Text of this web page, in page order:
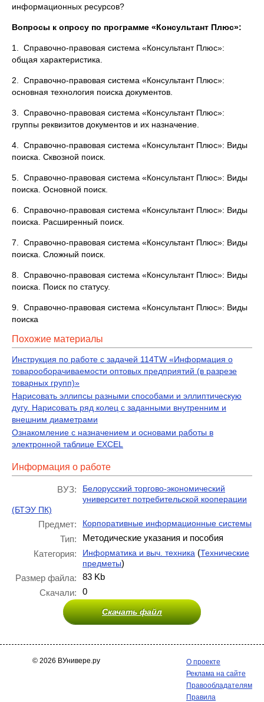
информационных ресурсов?
Вопросы к опросу по программе «Консультант Плюс»:
1. Справочно-правовая система «Консультант Плюс»:
общая характеристика.
2. Справочно-правовая система «Консультант Плюс»:
основная технология поиска документов.
3. Справочно-правовая система «Консультант Плюс»:
группы реквизитов документов и их назначение.
4. Справочно-правовая система «Консультант Плюс»: Виды
поиска. Сквозной поиск.
5. Справочно-правовая система «Консультант Плюс»: Виды
поиска. Основной поиск.
6. Справочно-правовая система «Консультант Плюс»: Виды
поиска. Расширенный поиск.
7. Справочно-правовая система «Консультант Плюс»: Виды
поиска. Сложный поиск.
8. Справочно-правовая система «Консультант Плюс»: Виды
поиска. Поиск по статусу.
9. Справочно-правовая система «Консультант Плюс»: Виды
поиска
Похожие материалы
Инструкция по работе с задачей 114TW «Информация о
товарооборачиваемости оптовых предприятий (в разрезе
товарных групп)»
Нарисовать эллипсы разными способами и эллиптическую
дугу. Нарисовать ряд колец с заданными внутренним и
внешним диаметрами
Ознакомление с назначением и основами работы в
электронной таблице EXCEL
Информация о работе
ВУЗ:
Белорусский торгово-экономический
университет потребительской кооперации
(БТЭУ ПК)
Предмет: Корпоративные информационные системы
Тип:
Методические указания и пособия
Категория:
Информатика и выч. техника (Технические
предметы)
Размер файла:
83 Kb
Скачали:
0
Скачать файл
© 2026 ВУнивере.ру
О проекте
Реклама на сайте
Правообладателям
Правила